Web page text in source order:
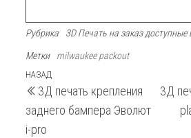
Рубрика 3D Печать на заказ доступные
Метки milwaukee packout
Навигация
по
записям
Предыдущая
запись
НАЗАД
3Д печать крепления
заднего бампера Эволют
i-pro
3Д